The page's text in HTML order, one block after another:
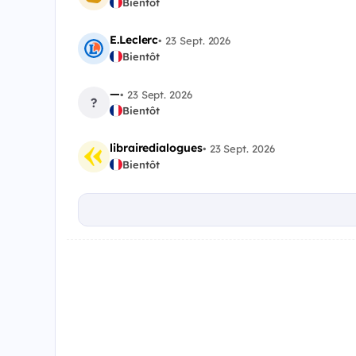
E.Leclerc• 23 Sept. 2026
Bientôt
?
—• 23 Sept. 2026
Bientôt
librairedialogues• 23 Sept. 2026
Bientôt